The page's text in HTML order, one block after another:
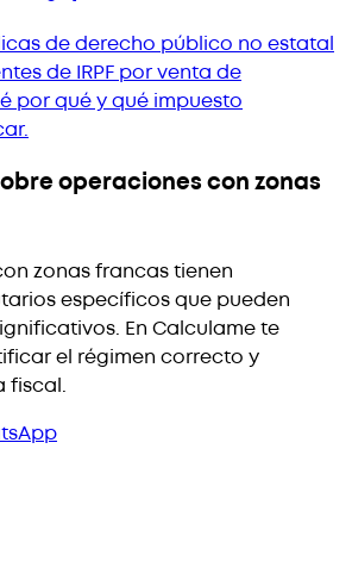
de derecho público no estatal
de IRPF por venta de
por qué y qué impuesto
operaciones con zonas
zonas francas tienen
específicos que pueden
En Calculame te
el régimen correcto y
fiscal.